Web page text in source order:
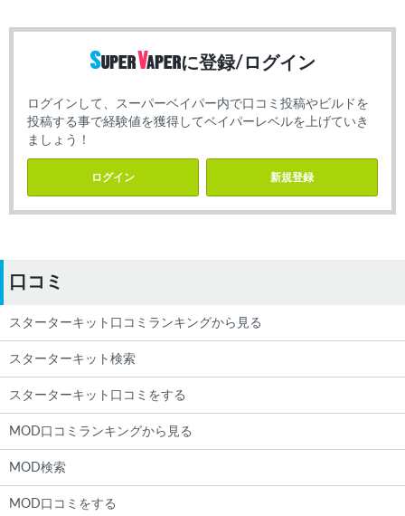
に登録/ログイン
ログインして、スーパーベイパー内で口コミ投稿やビルドを
投稿する事で経験値を獲得してベイパーレベルを上げていき
ましょう！
ログイン 新規登録
口コミ
スターターキット口コミランキングから見る
スターターキット検索
スターターキット口コミをする
MOD口コミランキングから見る
MOD検索
MOD口コミをする